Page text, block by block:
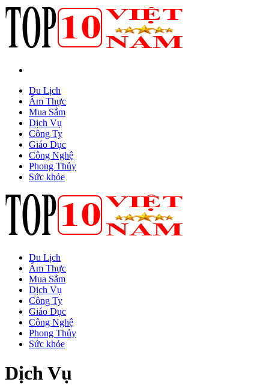
Du Lịch
Ẩm Thực
Mua Sắm
Dịch Vụ
Công Ty
Giáo Dục
Công Nghệ
Phong Thủy
Sức khỏe
Du Lịch
Ẩm Thực
Mua Sắm
Dịch Vụ
Công Ty
Giáo Dục
Công Nghệ
Phong Thủy
Sức khỏe
Dịch Vụ